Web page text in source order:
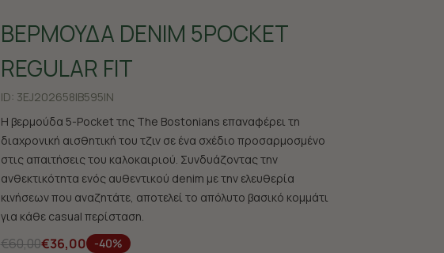
ΒΕΡΜΟΥΔΑ DENIM 5POCKET
REGULAR FIT
ID: 3EJ202658|B595IN
Η βερμούδα 5-Pocket της The Bostonians επαναφέρει τη
διαχρονική αισθητική του τζιν σε ένα σχέδιο προσαρμοσμένο
στις απαιτήσεις του καλοκαιριού. Συνδυάζοντας την
ανθεκτικότητα ενός αυθεντικού denim με την ελευθερία
κινήσεων που αναζητάτε, αποτελεί το απόλυτο βασικό κομμάτι
για κάθε casual περίσταση.
€60,00€36,00 -40%